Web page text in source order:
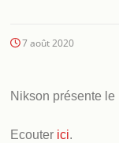
7 août 2020
Nikson présente
Ecouter ici.